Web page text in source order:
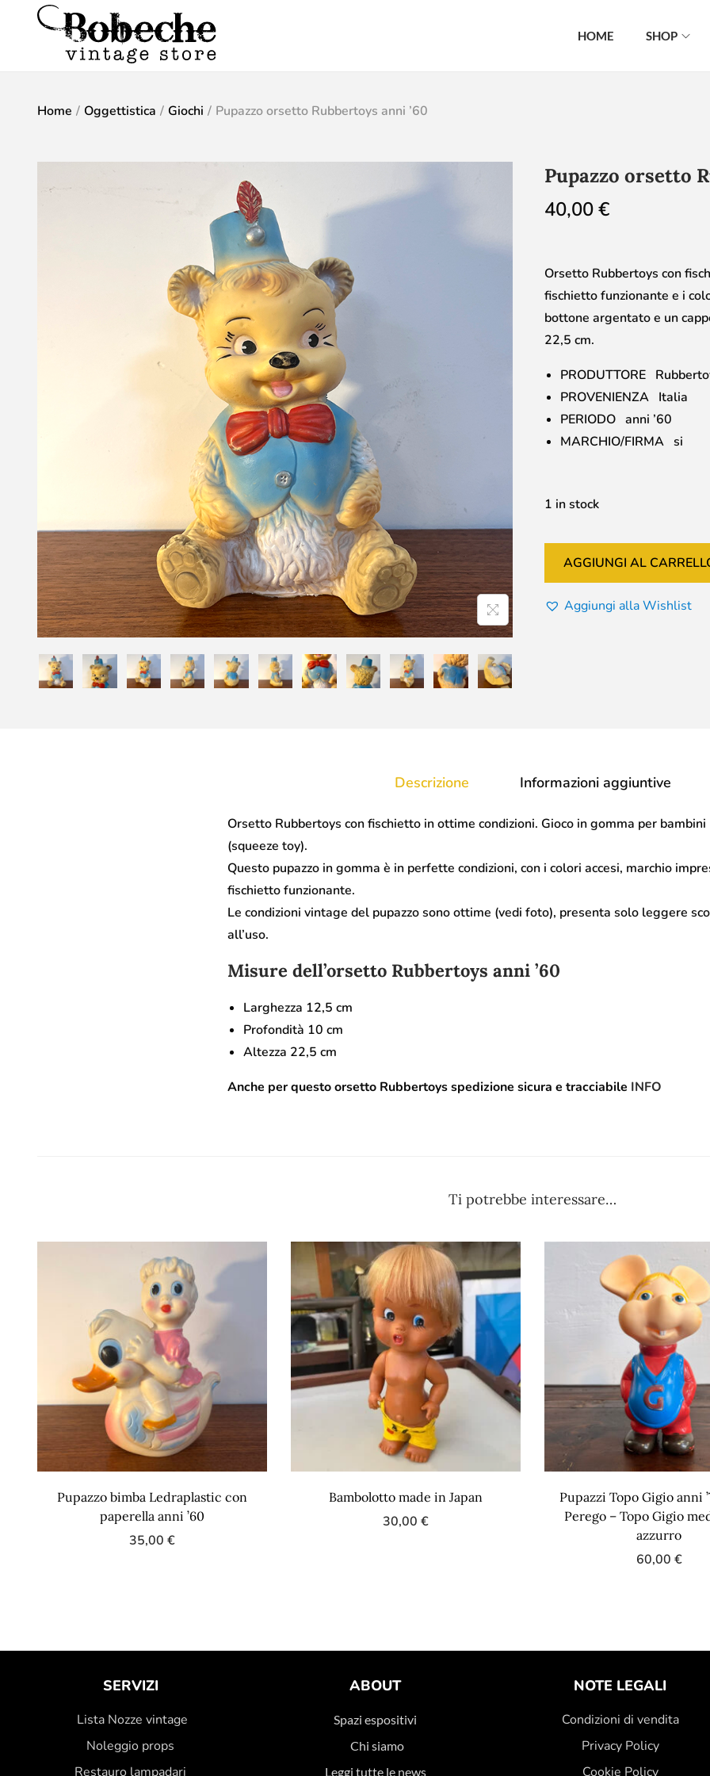
HOME SHOP
Home / Oggettistica / Giochi / Pupazzo orsetto Rubbertoys anni ’60
Pupazzo orsetto
40,00€
Orsetto Rubbertoys con
fischietto funzionante e i
bottone argentato e un
22,5 cm.
PRODUTTORE
PROVENIENZA Italia
PERIODO anni ’60
MARCHIO/FIRMA si
1 in stock
AGGIUNGI AL
Aggiungi alla Wishlist
Descrizione Informazioni aggiuntive
Orsetto Rubbertoys con fischietto in ottime condizioni. Gioco in gomma per
(squeeze toy).
Questo pupazzo in gomma è in perfette condizioni, con i colori accesi, marchio
fischietto funzionante.
Le condizioni vintage del pupazzo sono ottime (vedi foto), presenta solo leggere
all’uso.
Misure dell’orsetto Rubbertoys anni ’60
Larghezza 12,5 cm
Profondità 10 cm
Altezza 22,5 cm
Anche per questo orsetto Rubbertoys spedizione sicura e tracciabile INFO
Ti potrebbe interessare…
Pupazzo bimba Ledraplastic con
paperella anni ’60
35,00 €
Bambolotto made in Japan
30,00 €
Pupazzi Topo Gigio anni
Perego – Topo Gigio
azzurro
60,00 €
SERVIZI
Lista Nozze vintage
Noleggio props
Restauro lampadari
ABOUT
Spazi espositivi
Chi siamo
Leggi tutte le news
NOTE LEGALI
Condizioni di vendita
Privacy Policy
Cookie Policy